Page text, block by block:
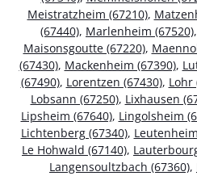
Meistratzheim (67210),
(67440), Marlenheim (67520),
Maisonsgoutte (67220),
(67430), Mackenheim (67390),
(67490), Lorentzen (67430), Lohr
Lobsann (67250), Lixhausen
Lipsheim (67640), Lingolsheim
Lichtenberg (67340),
Le Hohwald (67140),
Langensoultzbach (67360),